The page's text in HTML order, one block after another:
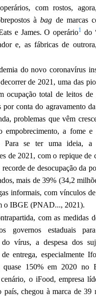
com rostos,
àbag de marcas
e James. O operário1 do
e, as fábricas de
do novo coronavírus
de 2021, uma das
ocupação total de leitos
por conta do agravamento
problemas que vêm
empobrecimento, a fome e
Para se ter uma ideia, a
de 2021, com o repique de
de desocupação da
mais de 39% (34,2
informais, com vínculos
o IBGE (PNAD..., 2021).
com as medidas
governos estaduais
do vírus, a despesa dos
entrega, especialmente
quase 150% em 2020 no
o iFood, empresa
país, chegou à marca de 39